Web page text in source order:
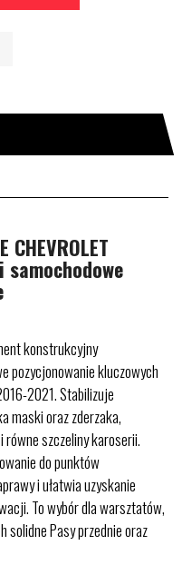
CHEVROLET
samochodowe
konstrukcyjny
pozycjonowanie kluczowych
2021. Stabilizuje
maski oraz zderzaka,
szczeliny karoserii.
do punktów
i ułatwia uzyskanie
To wybór dla warsztatów,
solidne Pasy przednie oraz